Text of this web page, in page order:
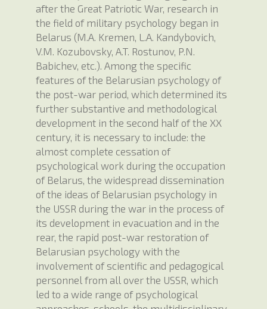
after the Great Patriotic War, research in
the field of military psychology began in
Belarus (M.A. Kremen, L.A. Kandybovich,
V.M. Kozubovsky, A.T. Rostunov, P.N.
Babichev, etc.). Among the specific
features of the Belarusian psychology of
the post-war period, which determined its
further substantive and methodological
development in the second half of the XX
century, it is necessary to include: the
almost complete cessation of
psychological work during the occupation
of Belarus, the widespread dissemination
of the ideas of Belarusian psychology in
the USSR during the war in the process of
its development in evacuation and in the
rear, the rapid post-war restoration of
Belarusian psychology with the
involvement of scientific and pedagogical
personnel from all over the USSR, which
led to a wide range of psychological